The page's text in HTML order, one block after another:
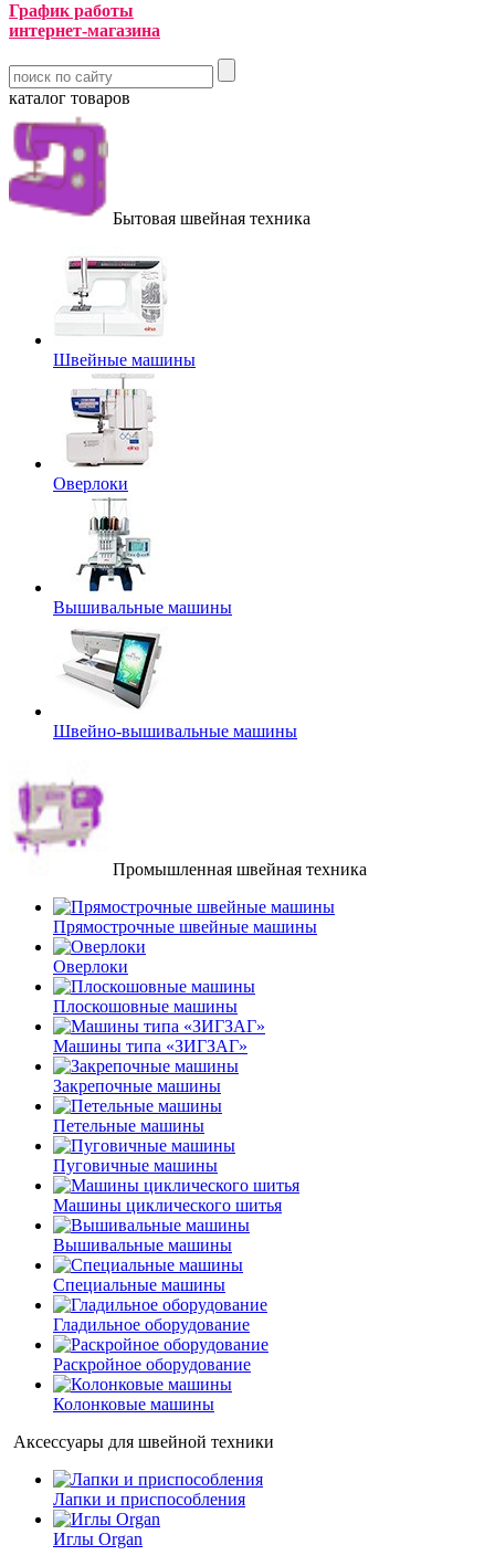
График работы
интернет-магазина
каталог товаров
Бытовая швейная техника
Швейные машины
Оверлоки
Вышивальные машины
Швейно-вышивальные машины
Промышленная швейная техника
Прямострочные швейные машины
Оверлоки
Плоскошовные машины
Машины типа «ЗИГЗАГ»
Закрепочные машины
Петельные машины
Пуговичные машины
Машины циклического шитья
Вышивальные машины
Специальные машины
Гладильное оборудование
Раскройное оборудование
Колонковые машины
Аксессуары для швейной техники
Лапки и приспособления
Иглы Organ